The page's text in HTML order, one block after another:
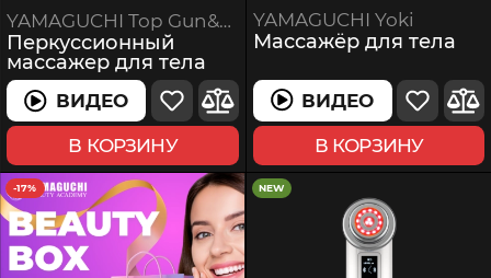
YAMAGUCHI Top Gun&Arm
Перкуссионный
массажер для тела
ВИДЕО
В КОРЗИНУ
YAMAGUCHI Yoki
Массажёр для тела
ВИДЕО
В КОРЗИНУ
-17% NEW